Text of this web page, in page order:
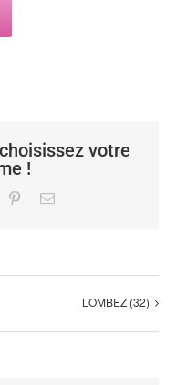
votre
!
PinterestEmail
LOMBEZ (32)